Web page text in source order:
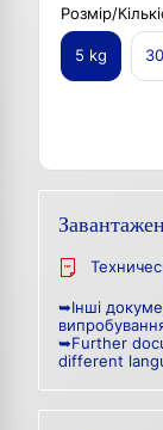
Розмір/
5 kg
➥Інші
➥Further
different